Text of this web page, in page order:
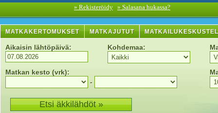
» Rekisteröidy » Salasana hukassa?
MATKAKERTOMUKSET MATKAJUTUT
Aikaisin lähtöpäivä: Kohdemaa:
Matkan kesto (vrk):
-